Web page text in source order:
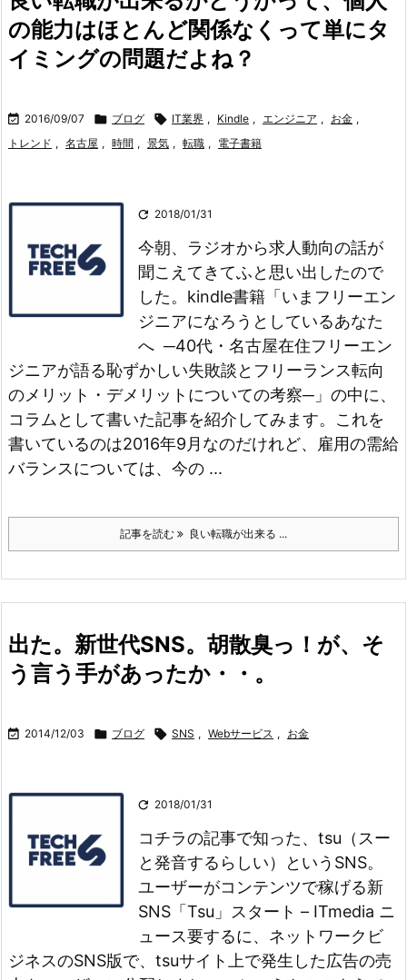
の能力はほとんど関係なくって単にタ
イミングの問題だよね？
 2016/09/07  ブログ  IT業界 , Kindle , エンジニア , お金 ,
トレンド , 名古屋 , 時間 , 景気 , 転職 , 電子書籍
 2018/01/31
今朝、ラジオから求人動向の話が
聞こえてきてふと思い出したので
した。 kindle書籍「いまフリーエン
ジニアになろうとしているあなた
へ ─40代・名古屋在住フリーエン
ジニアが語る恥ずかしい失敗談とフリーランス転向
のメリット・デメリットについての考察─」の中に、
コラムとして書いた記事を紹介してみます。これを
書いているのは2016年9月なのだけれど、雇用の需給
バランスについては、今の ...
記事を読む 良い転職が出来る ...
出た。新世代SNS。胡散臭っ！が、そ
う言う手があったか・・。
 2014/12/03  ブログ  SNS , Webサービス , お金
 2018/01/31
コチラの記事で知った、tsu（スー
と発音するらしい）というSNS。
ユーザーがコンテンツで稼げる新
SNS「Tsu」スタート – ITmedia ニ
ュース要するに、ネットワークビ
ジネスのSNS版で、tsuサイト上で発生した広告の売